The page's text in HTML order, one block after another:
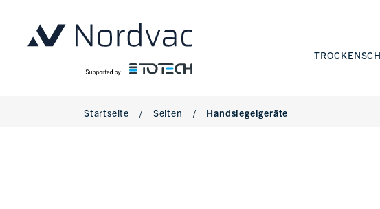
Startseite / Seiten / Handsiegelgeräte